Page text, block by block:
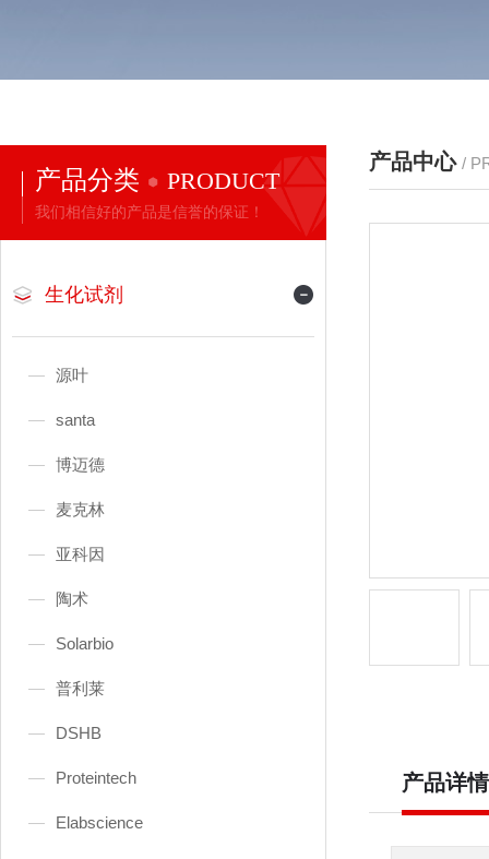
产品分类 PRODUCT
我们相信好的产品是信誉的保证！
生化试剂
源叶
santa
博迈德
麦克林
亚科因
陶术
Solarbio
普利莱
DSHB
Proteintech
Elabscience
产品中心 /
产品详情